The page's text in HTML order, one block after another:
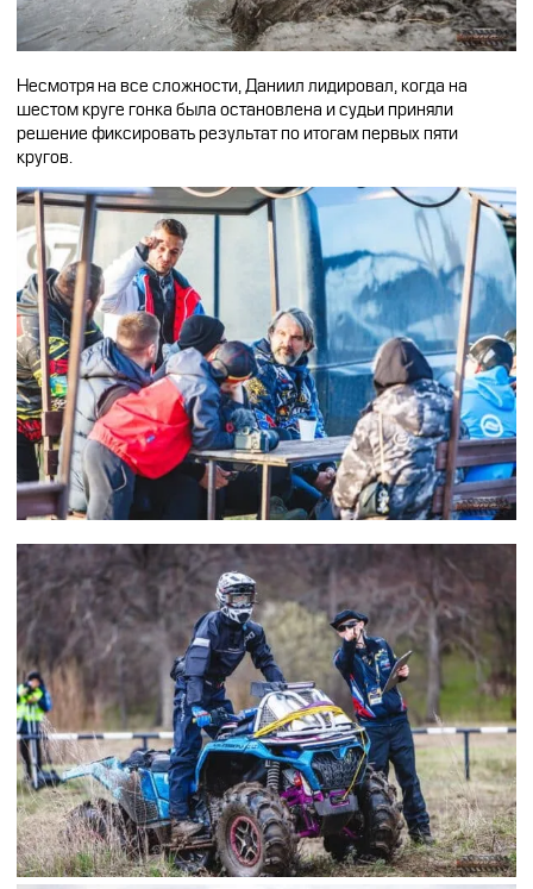
Несмотря на все сложности, Даниил лидировал, когда на
шестом круге гонка была остановлена и судьи приняли
решение фиксировать результат по итогам первых пяти
кругов.